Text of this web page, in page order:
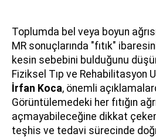
Toplumda bel veya boyun
MR sonuçlarında "fıtık"
kesin sebebini bulduğunu
Fiziksel Tıp ve Rehabilitasyon
İrfan Koca, önemli
Görüntülemedeki her fıtığın
açmayabileceğine dikkat
teşhis ve tedavi sürecinde